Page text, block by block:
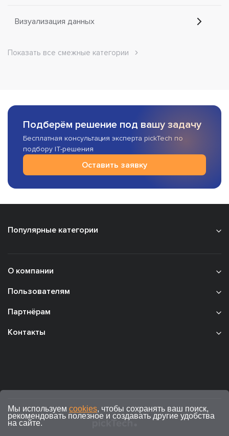
Визуализация данных
Показать все смежные категории
Подберём решение под вашу задачу
Бесплатная консультация эксперта pickTech по
подбору IT-решения
Оставить заявку
Популярные категории
О компании
Пользователям
Партнёрам
Контакты
Мы используем cookies, чтобы сохранять ваш поиск,
рекомендовать полезное и создавать другие удобства
на сайте.